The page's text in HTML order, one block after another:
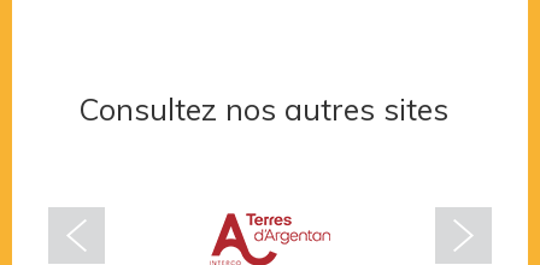
Consultez nos autres sites